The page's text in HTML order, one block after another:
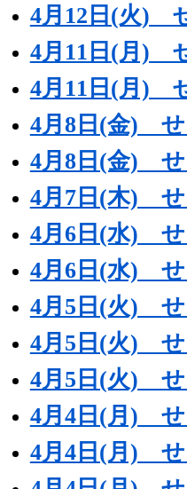
4月12日(火)
4月11日(月)
4月11日(月)
4月8日(金) せ
4月8日(金) せ
4月7日(木) せ
4月6日(水) せ
4月6日(水) せ
4月5日(火) せ
4月5日(火) せ
4月5日(火) せ
4月4日(月) せ
4月4日(月) せ